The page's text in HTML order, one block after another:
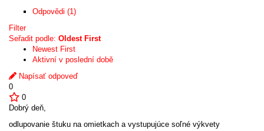
Odpovědi (1)
Filter
Seřadit podle: Oldest First
Newest First
Aktivní v poslední době
Napísať odpoveď
0
0
Dobrý deň,
odlupovanie štuku na omietkach a vystupujúce soľné výkvety